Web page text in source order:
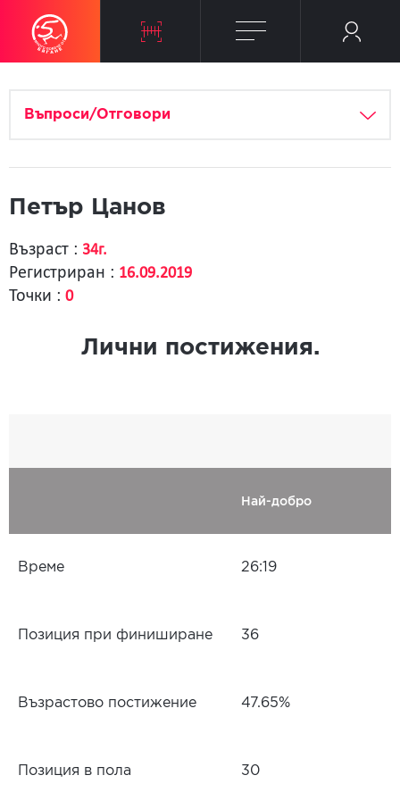
Въпроси/Отговори
Петър Цанов
Възраст : 34г.
Регистриран : 16.09.2019
Точки : 0
Лични постижения.
Най-добро
Време 26:19
Позиция при финиширане 36
Възрастово постижение 47.65%
Позиция в пола 30